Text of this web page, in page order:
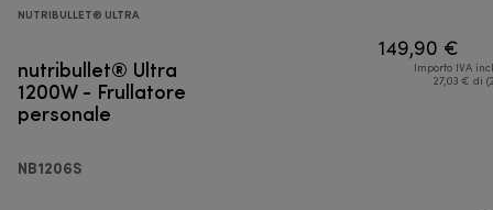
NUTRIBULLET® ULTRA
nutribullet® Ultra
1200W - Frullatore
personale
NB1206S
149,90 €
Importo IVA
27,03 € di